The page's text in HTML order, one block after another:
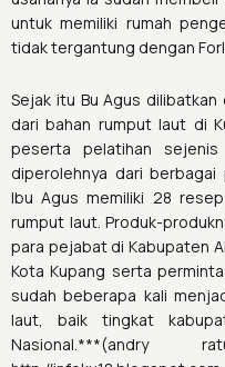
untuk memiliki rumah
tidak tergantung dengan
Sejak itu Bu Agus dilibatkan
dari bahan rumput laut di
peserta pelatihan
diperolehnya dari berbagai
Ibu Agus memiliki 28
rumput laut. Produk-
para pejabat di Kabupaten
Kota Kupang serta
sudah beberapa kali
laut, baik tingkat
Nasional.***(andry